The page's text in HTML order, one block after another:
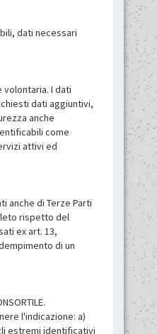
dati necessari
I dati
dati aggiuntivi,
anche
come
attivi ed
anche di Terze Parti
rispetto del
ex art. 13,
di un
l'indicazione: a)
estremi identificativi